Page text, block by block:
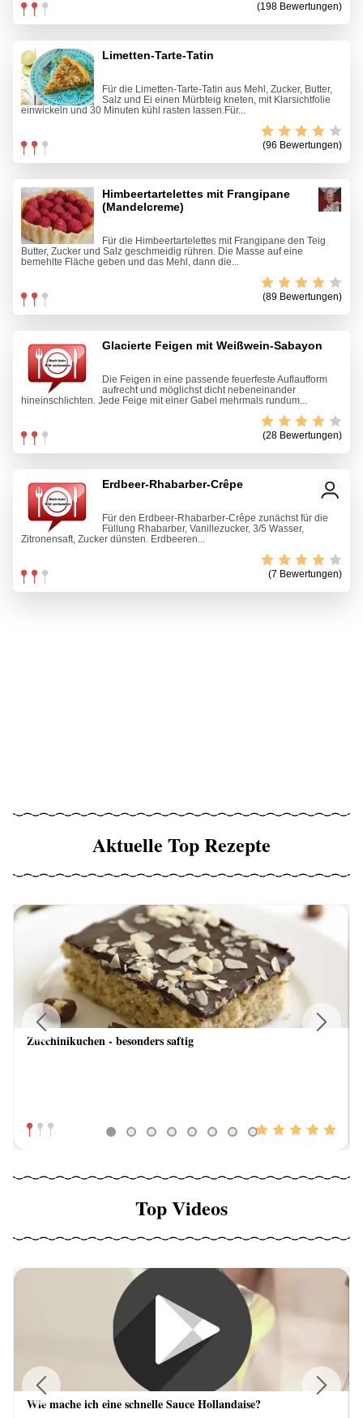
(198 Bewertungen)
Limetten-Tarte-Tatin
Für die Limetten-Tarte-Tatin aus Mehl, Zucker, Butter,
Salz und Ei einen Mürbteig kneten, mit Klarsichtfolie
einwickeln und 30 Minuten kühl rasten lassen.Für...
(96 Bewertungen)
Himbeertartelettes mit Frangipane
(Mandelcreme)
Für die Himbeertartelettes mit Frangipane den Teig
Butter, Zucker und Salz geschmeidig rühren. Die Masse auf eine
bemehlte Fläche geben und das Mehl, dann die...
(89 Bewertungen)
Glacierte Feigen mit Weißwein-Sabayon
Die Feigen in eine passende feuerfeste Auflaufform
aufrecht und möglichst dicht nebeneinander
hineinschlichten. Jede Feige mit einer Gabel mehrmals rundum...
(28 Bewertungen)
Erdbeer-Rhabarber-Crêpe
Für den Erdbeer-Rhabarber-Crêpe zunächst für die
Füllung Rhabarber, Vanillezucker, 3/5 Wasser,
Zitronensaft, Zucker dünsten. Erdbeeren...
(7 Bewertungen)
Aktuelle Top Rezepte
Zucchinikuchen - besonders saftig
Previous
Top Videos
Wie mache ich eine schnelle Sauce Hollandaise?
Previous